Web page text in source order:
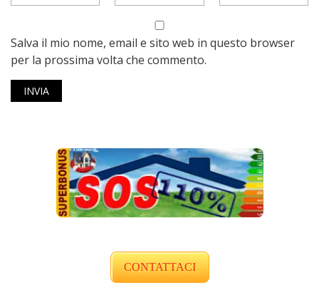
Salva il mio nome, email e sito web in questo browser
per la prossima volta che commento.
CONTATTACI